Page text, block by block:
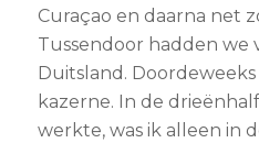
Curaçao en daarna net
Tussendoor hadden we
Duitsland.
kazerne. In de
werkte, was ik alleen in